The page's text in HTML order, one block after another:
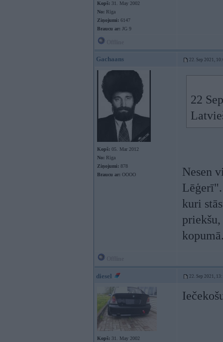
Kopš: 31. May 2002
No: Rīga
Ziņojumi: 6147
Braucu ar: JG 9
Gachaans 22. Sep 2021,
Kopš: 05. Mar 2012
No: Rīga
Ziņojumi: 878
Braucu ar: OOOO
22
Nesen
Lēģerī".
kuri
diesel 22. Sep 2021,
Kopš: 31. May 2002